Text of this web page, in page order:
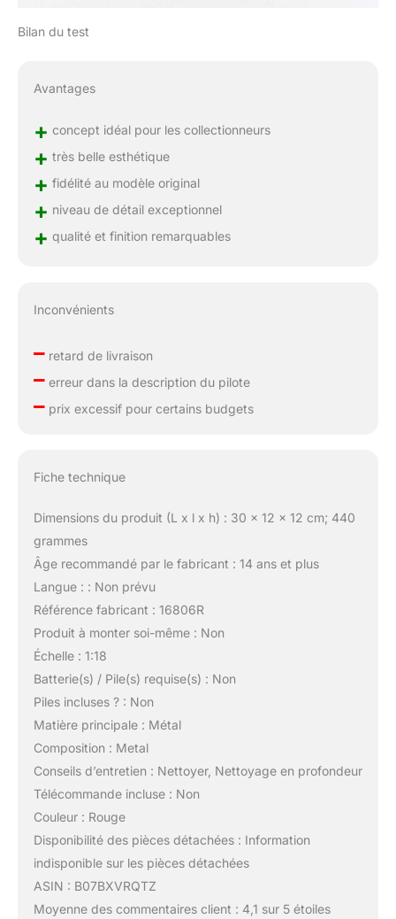
Bilan du test
Avantages
+ concept idéal pour les collectionneurs
+ très belle esthétique
+ fidélité au modèle original
+ niveau de détail exceptionnel
+ qualité et finition remarquables
Inconvénients
–retard de livraison
–erreur dans la description du pilote
–prix excessif pour certains budgets
Fiche technique
Dimensions du produit (L x l x h) : 30 x 12 x 12 cm; 440
grammes
Âge recommandé par le fabricant : 14 ans et plus
Langue : : Non prévu
Référence fabricant : 16806R
Produit à monter soi-même : Non
Échelle : 1:18
Batterie(s) / Pile(s) requise(s) : Non
Piles incluses ? : Non
Matière principale : Métal
Composition : Metal
Conseils d’entretien : Nettoyer, Nettoyage en profondeur
Télécommande incluse : Non
Couleur : Rouge
Disponibilité des pièces détachées : Information
indisponible sur les pièces détachées
ASIN : B07BXVRQTZ
Moyenne des commentaires client : 4,1 sur 5 étoiles